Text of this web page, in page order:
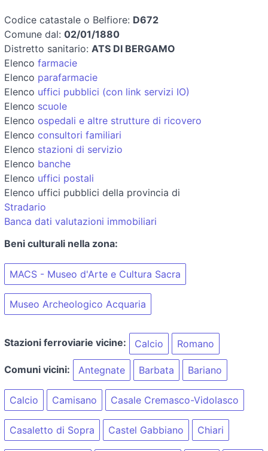
Codice catastale o Belfiore: D672
Comune dal: 02/01/1880
Distretto sanitario: ATS DI BERGAMO
Elenco farmacie
Elenco parafarmacie
Elenco uffici pubblici (con link servizi IO)
Elenco scuole
Elenco ospedali e altre strutture di ricovero
Elenco consultori familiari
Elenco stazioni di servizio
Elenco banche
Elenco uffici postali
Elenco uffici pubblici della provincia di
Stradario
Banca dati valutazioni immobiliari
Beni culturali nella zona:
MACS - Museo d'Arte e Cultura Sacra
Museo Archeologico Acquaria
Stazioni ferroviarie vicine: Calcio Romano
Comuni vicini: Antegnate Barbata Bariano
Calcio Camisano Casale Cremasco-Vidolasco
Casaletto di Sopra Castel Gabbiano Chiari